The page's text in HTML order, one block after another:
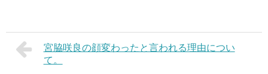
宮脇咲良の顔変わったと言われる理由につい
て。